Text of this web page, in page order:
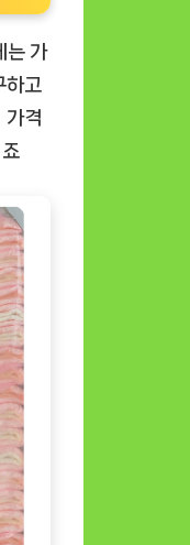
는 가
하고
가격